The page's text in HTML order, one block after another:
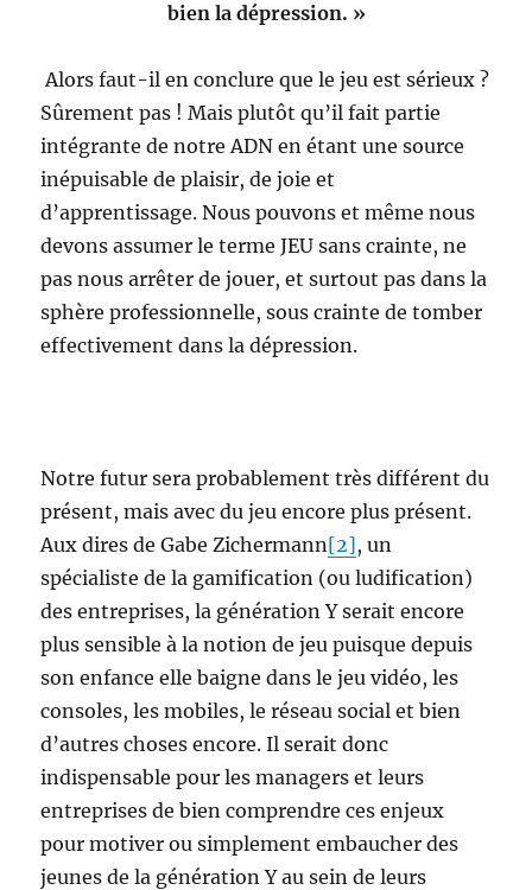
bien la dépression. »
Alors faut-il en conclure que le jeu est sérieux ?
Sûrement pas ! Mais plutôt qu’il fait partie
intégrante de notre ADN en étant une source
inépuisable de plaisir, de joie et
d’apprentissage. Nous pouvons et même nous
devons assumer le terme JEU sans crainte, ne
pas nous arrêter de jouer, et surtout pas dans la
sphère professionnelle, sous crainte de tomber
effectivement dans la dépression.
Notre futur sera probablement très différent du
présent, mais avec du jeu encore plus présent.
Aux dires de Gabe Zichermann[2], un
spécialiste de la gamification (ou ludification)
des entreprises, la génération Y serait encore
plus sensible à la notion de jeu puisque depuis
son enfance elle baigne dans le jeu vidéo, les
consoles, les mobiles, le réseau social et bien
d’autres choses encore. Il serait donc
indispensable pour les managers et leurs
entreprises de bien comprendre ces enjeux
pour motiver ou simplement embaucher des
jeunes de la génération Y au sein de leurs